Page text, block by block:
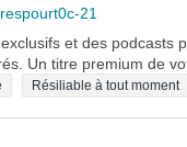
21
et des podcasts
Un titre premium de
Résiliable à tout moment